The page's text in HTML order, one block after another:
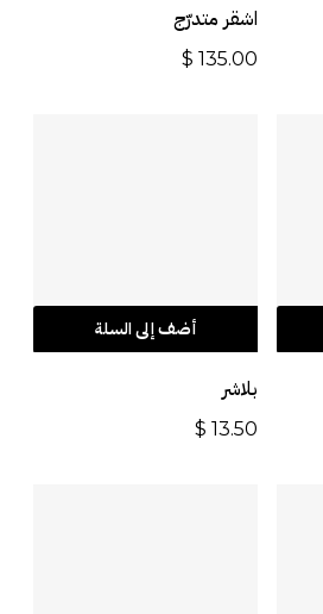
اشقر متدرّج
$ 135.00
أضف إلى السلة
بلاشر
$ 13.50